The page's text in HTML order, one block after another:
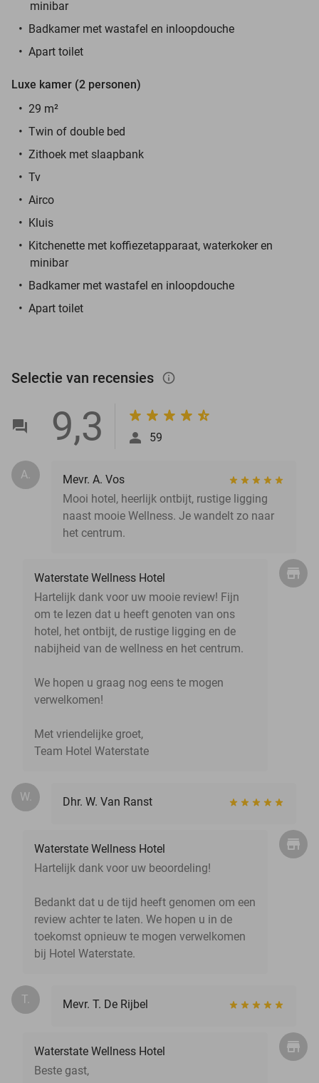
minibar
Badkamer met wastafel en inloopdouche
Apart toilet
Luxe kamer (2 personen)
29 m²
Twin of double bed
Zithoek met slaapbank
Tv
Airco
Kluis
Kitchenette met koffiezetapparaat, waterkoker en
minibar
Badkamer met wastafel en inloopdouche
Apart toilet
Selectie van recensies info_outlined
9,3 59
A.
Mevr. A. Vos
Mooi hotel, heerlijk ontbijt, rustige ligging
naast mooie Wellness. Je wandelt zo naar
het centrum.
Waterstate Wellness Hotel
Hartelijk dank voor uw mooie review! Fijn
om te lezen dat u heeft genoten van ons
hotel, het ontbijt, de rustige ligging en de
nabijheid van de wellness en het centrum.
We hopen u graag nog eens te mogen
verwelkomen!
Met vriendelijke groet,
Team Hotel Waterstate
W. Dhr. W. Van Ranst
Waterstate Wellness Hotel
Hartelijk dank voor uw beoordeling!
Bedankt dat u de tijd heeft genomen om een
review achter te laten. We hopen u in de
toekomst opnieuw te mogen verwelkomen
bij Hotel Waterstate.
T. Mevr. T. De Rijbel
Waterstate Wellness Hotel
Beste gast,